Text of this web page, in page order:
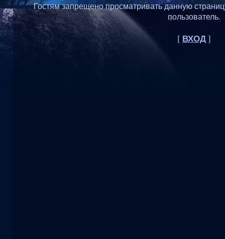
Гостям запрещено просматривать данную
пользователь.
[ ВХОД]